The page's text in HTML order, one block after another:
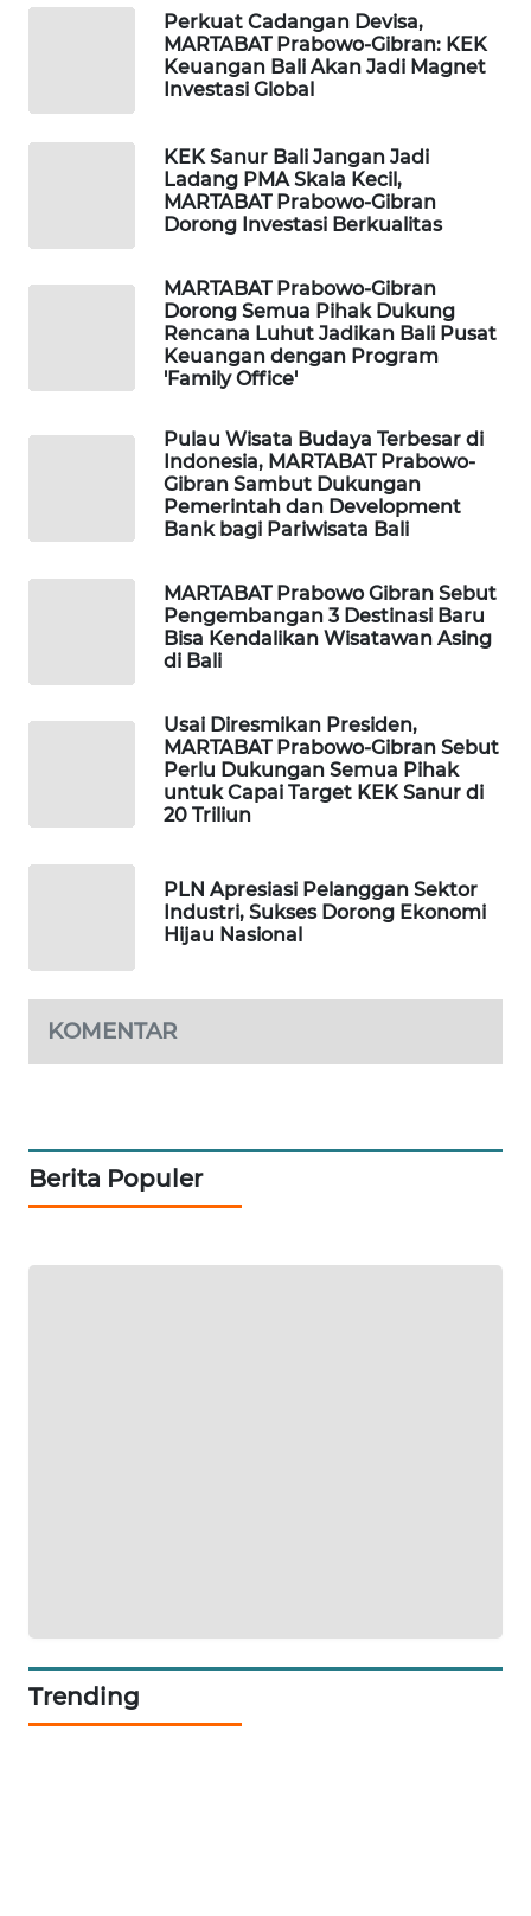
Perkuat Cadangan Devisa,
MARTABAT Prabowo-Gibran: KEK
Keuangan Bali Akan Jadi Magnet
Investasi Global
KEK Sanur Bali Jangan Jadi
Ladang PMA Skala Kecil,
MARTABAT Prabowo-Gibran
Dorong Investasi Berkualitas
MARTABAT Prabowo-Gibran
Dorong Semua Pihak Dukung
Rencana Luhut Jadikan Bali Pusat
Keuangan dengan Program
'Family Office'
Pulau Wisata Budaya Terbesar di
Indonesia, MARTABAT Prabowo-
Gibran Sambut Dukungan
Pemerintah dan Development
Bank bagi Pariwisata Bali
MARTABAT Prabowo Gibran Sebut
Pengembangan 3 Destinasi Baru
Bisa Kendalikan Wisatawan Asing
di Bali
Usai Diresmikan Presiden,
MARTABAT Prabowo-Gibran Sebut
Perlu Dukungan Semua Pihak
untuk Capai Target KEK Sanur di
20 Triliun
PLN Apresiasi Pelanggan Sektor
Industri, Sukses Dorong Ekonomi
Hijau Nasional
KOMENTAR
Berita Populer
Trending